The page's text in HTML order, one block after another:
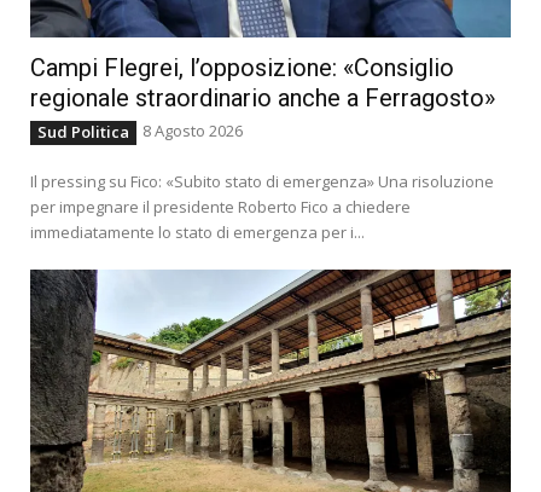
Campi Flegrei, l’opposizione: «Consiglio
regionale straordinario anche a Ferragosto»
Sud Politica 8 Agosto 2026
Il pressing su Fico: «Subito stato di emergenza» Una risoluzione
per impegnare il presidente Roberto Fico a chiedere
immediatamente lo stato di emergenza per i...